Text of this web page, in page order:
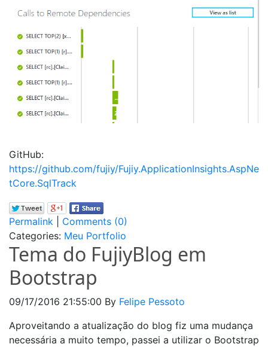
GitHub:
https://github.com/fujiy/Fujiy.ApplicationInsights.AspNe
tCore.SqlTrack
Permalink
Comments (0)
Categories: Meu Portfolio
Tema do FujiyBlog em
Bootstrap
09/17/2016 21:55:00 By Felipe Pessoto
Aproveitando a atualização do blog fiz uma mudança
necessária a muito tempo, passei a utilizar o Bootstrap